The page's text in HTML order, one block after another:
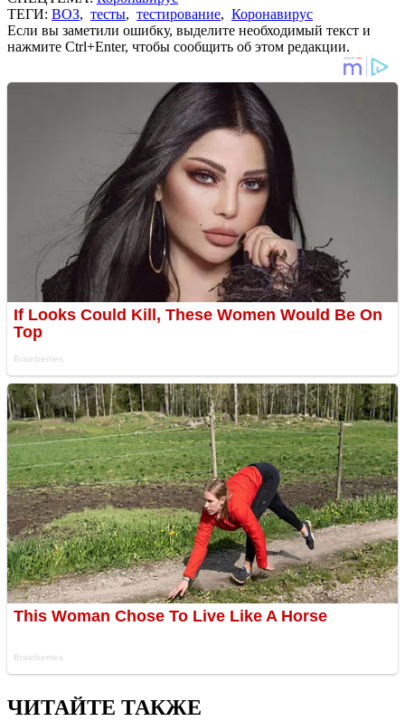
ТЕГИ: ВОЗ, тесты, тестирование, Коронавирус
Если вы заметили ошибку, выделите необходимый текст и
нажмите Ctrl+Enter, чтобы сообщить об этом редакции.
ЧИТАЙТЕ ТАКЖЕ